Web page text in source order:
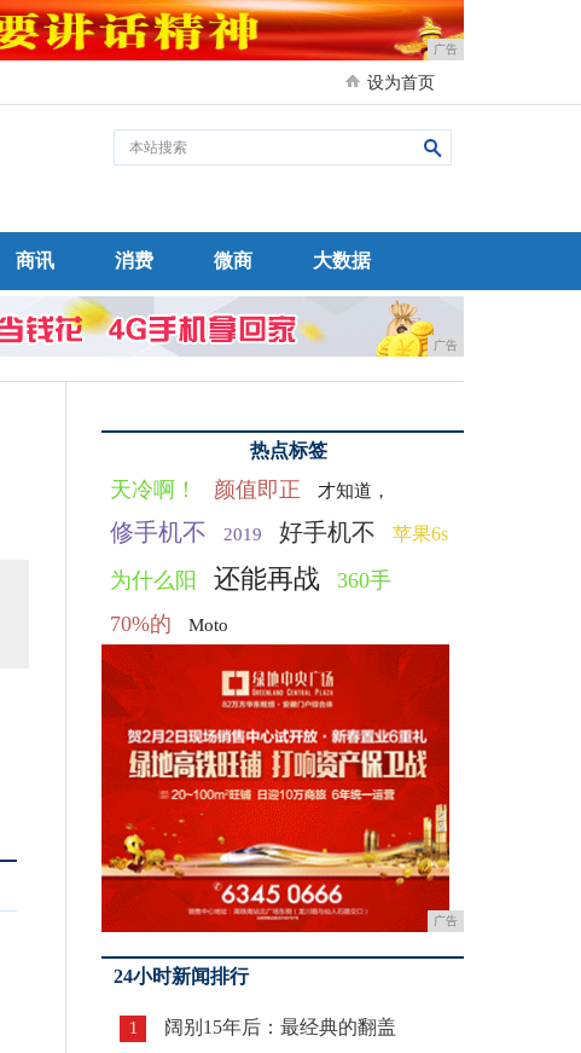
广告
设为首页
商讯 消费 微商 大数据
广告
热点标签
天冷啊！ 颜值即正 才知道，
修手机不 2019 好手机不 苹果6s
为什么阳 还能再战
360手
70%的
Moto
广告
24小时新闻排行
1 阔别15年后：最经典的翻盖